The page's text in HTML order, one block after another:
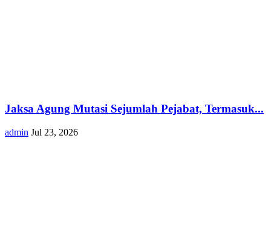
Jaksa Agung Mutasi Sejumlah Pejabat, Termasuk...
admin Jul 23, 2026